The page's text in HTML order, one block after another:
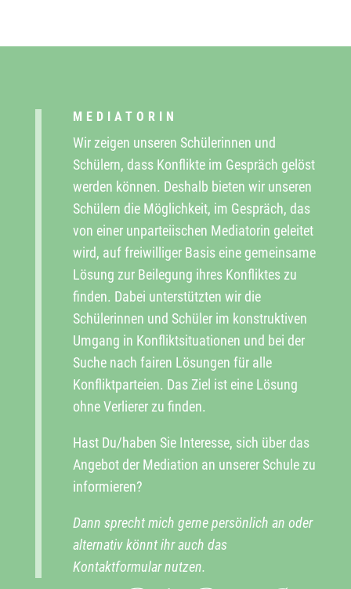
MEDIATORIN
Wir zeigen unseren Schülerinnen und
Schülern, dass Konflikte im Gespräch gelöst
werden können. Deshalb bieten wir unseren
Schülern die Möglichkeit, im Gespräch, das
von einer unparteiischen Mediatorin geleitet
wird, auf freiwilliger Basis eine gemeinsame
Lösung zur Beilegung ihres Konfliktes zu
finden. Dabei unterstützten wir die
Schülerinnen und Schüler im konstruktiven
Umgang in Konfliktsituationen und bei der
Suche nach fairen Lösungen für alle
Konfliktparteien. Das Ziel ist eine Lösung
ohne Verlierer zu finden.
Hast Du/haben Sie Interesse, sich über das
Angebot der Mediation an unserer Schule zu
informieren?
Dann sprecht mich gerne persönlich an oder
alternativ könnt ihr auch das
Kontaktformularnutzen.